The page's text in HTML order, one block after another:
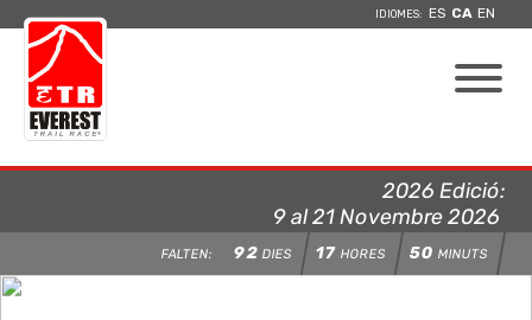
IDIOMES: ES CA EN
2026 Edició:
9 al 21 Novembre 2026
FALTEN: 92 DIES 17 HORES 50 MINUTS